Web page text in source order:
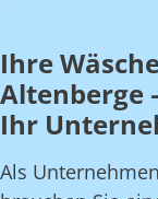
Ihre
Altenberge
Ihr
Als